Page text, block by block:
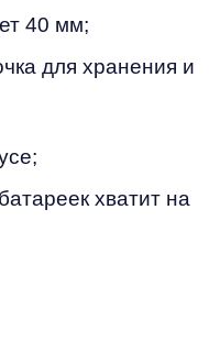
40 мм;
для хранения и
хватит на